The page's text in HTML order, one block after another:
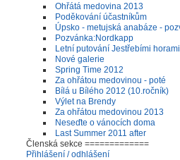
Ohřátá medovina 2013
Poděkování účastníkům
Úpsko - metujská anabáze -
Pozvánka:Nordkapp
Letní putování Jestřebími
Nové galerie
Spring Time 2012
Za ohřátou medovinou - poté
Bílá u Bílého 2012 (10.ročník)
Výlet na Brendy
Za ohřátou medovinou 2013
Neseďte o vánocích doma
Last Summer 2011 after
Členská sekce =============
Přihlášení / odhlášení